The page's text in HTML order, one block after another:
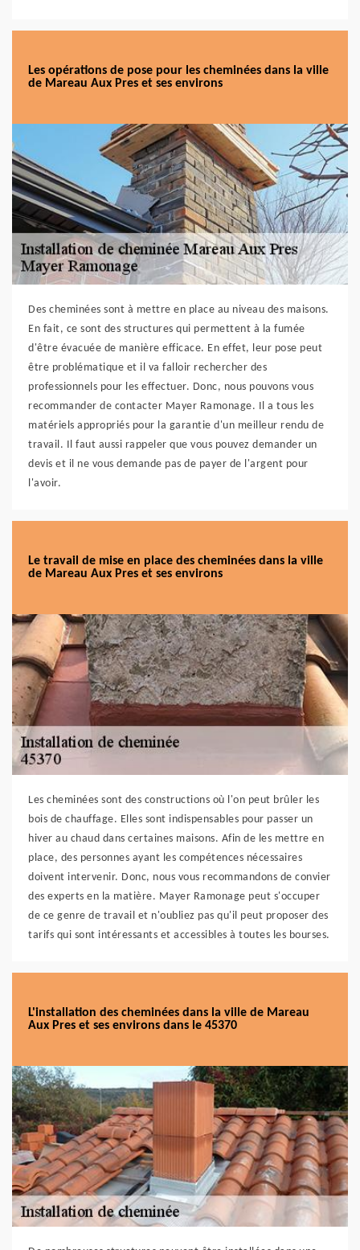
Les opérations de pose pour les cheminées dans la ville
de Mareau Aux Pres et ses environs
Des cheminées sont à mettre en place au niveau des maisons.
En fait, ce sont des structures qui permettent à la fumée
d'être évacuée de manière efficace. En effet, leur pose peut
être problématique et il va falloir rechercher des
professionnels pour les effectuer. Donc, nous pouvons vous
recommander de contacter Mayer Ramonage. Il a tous les
matériels appropriés pour la garantie d'un meilleur rendu de
travail. Il faut aussi rappeler que vous pouvez demander un
devis et il ne vous demande pas de payer de l'argent pour
l'avoir.
Le travail de mise en place des cheminées dans la ville
de Mareau Aux Pres et ses environs
Les cheminées sont des constructions où l'on peut brûler les
bois de chauffage. Elles sont indispensables pour passer un
hiver au chaud dans certaines maisons. Afin de les mettre en
place, des personnes ayant les compétences nécessaires
doivent intervenir. Donc, nous vous recommandons de convier
des experts en la matière. Mayer Ramonage peut s'occuper
de ce genre de travail et n'oubliez pas qu'il peut proposer des
tarifs qui sont intéressants et accessibles à toutes les bourses.
L'installation des cheminées dans la ville de Mareau
Aux Pres et ses environs dans le 45370